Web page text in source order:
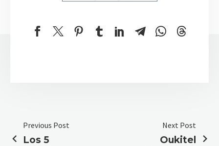
Previous Post
Los 5
Next Post
Oukitel